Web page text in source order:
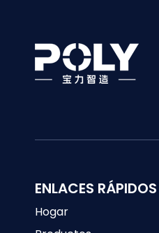
ENLACES RÁPIDOS
Hogar